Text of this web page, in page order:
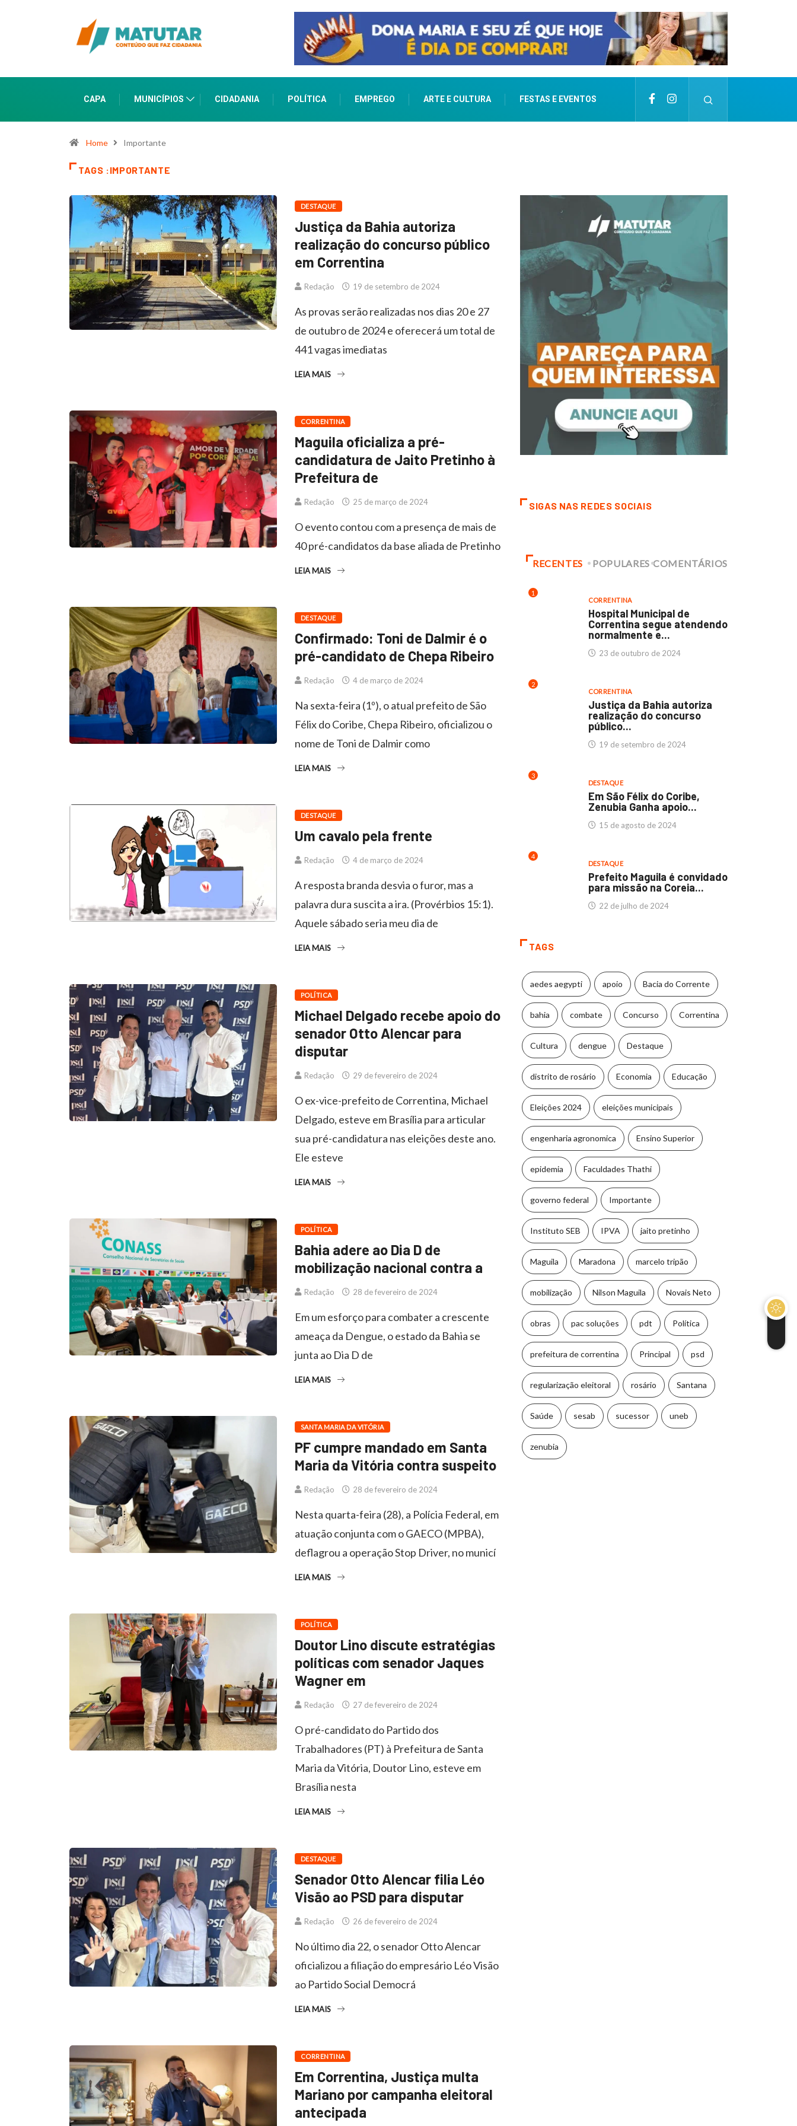
CAPA MUNICÍPIOS CIDADANIA POLÍTICA EMPREGO ARTE E CULTURA FESTAS E EVENTOS
Home Importante
TAGS :IMPORTANTE
DESTAQUE
Justiça da Bahia autoriza
realização do concurso público
em Correntina
Redação 19 de setembro de 2024
As provas serão realizadas nos dias 20 e 27
de outubro de 2024 e oferecerá um total de
441 vagas imediatas
LEIA MAIS
CORRENTINA
Maguila oficializa a pré-
candidatura de Jaito Pretinho à
Prefeitura de
Redação 25 de março de 2024
O evento contou com a presença de mais de
40 pré-candidatos da base aliada de Pretinho
LEIA MAIS
DESTAQUE
Confirmado: Toni de Dalmir é o
pré-candidato de Chepa Ribeiro
Redação 4 de março de 2024
Na sexta-feira (1º), o atual prefeito de São
Félix do Coribe, Chepa Ribeiro, oficializou o
nome de Toni de Dalmir como
LEIA MAIS
DESTAQUE
Um cavalo pela frente
Redação 4 de março de 2024
A resposta branda desvia o furor, mas a
palavra dura suscita a ira. (Provérbios 15:1).
Aquele sábado seria meu dia de
LEIA MAIS
POLÍTICA
Michael Delgado recebe apoio do
senador Otto Alencar para
disputar
Redação 29 de fevereiro de 2024
O ex-vice-prefeito de Correntina, Michael
Delgado, esteve em Brasília para articular
sua pré-candidatura nas eleições deste ano.
Ele esteve
LEIA MAIS
POLÍTICA
Bahia adere ao Dia D de
mobilização nacional contra a
Redação 28 de fevereiro de 2024
Em um esforço para combater a crescente
ameaça da Dengue, o estado da Bahia se
junta ao Dia D de
LEIA MAIS
SANTA MARIA DA VITÓRIA
PF cumpre mandado em Santa
Maria da Vitória contra suspeito
Redação 28 de fevereiro de 2024
Nesta quarta-feira (28), a Polícia Federal, em
atuação conjunta com o GAECO (MPBA),
deflagrou a operação Stop Driver, no municí
LEIA MAIS
POLÍTICA
Doutor Lino discute estratégias
políticas com senador Jaques
Wagner em
Redação 27 de fevereiro de 2024
O pré-candidato do Partido dos
Trabalhadores (PT) à Prefeitura de Santa
Maria da Vitória, Doutor Lino, esteve em
Brasília nesta
LEIA MAIS
DESTAQUE
Senador Otto Alencar filia Léo
Visão ao PSD para disputar
Redação 26 de fevereiro de 2024
No último dia 22, o senador Otto Alencar
oficializou a filiação do empresário Léo Visão
ao Partido Social Democrá
LEIA MAIS
CORRENTINA
Em Correntina, Justiça multa
Mariano por campanha eleitoral
antecipada
SIGAS NAS REDES SOCIAIS
RECENTES POPULARES COMENTÁRIOS
1
CORRENTINA
Hospital Municipal de
Correntina segue atendendo
normalmente e...
23 de outubro de 2024
2
CORRENTINA
Justiça da Bahia autoriza
realização do concurso
público...
19 de setembro de 2024
3
DESTAQUE
Em São Félix do Coribe,
Zenubia Ganha apoio...
15 de agosto de 2024
4
DESTAQUE
Prefeito Maguila é convidado
para missão na Coreia...
22 de julho de 2024
TAGS
aedes aegypti apoio Bacia do Corrente
bahia combate Concurso Correntina
Cultura dengue Destaque
distrito de rosário Economia Educação
Eleições 2024 eleições municipais
engenharia agronomica Ensino Superior
epidemia Faculdades Thathi
governo federal Importante
Instituto SEB IPVA jaito pretinho
Maguila Maradona marcelo tripão
mobilização Nilson Maguila Novais Neto
obras pac soluções pdt Política
prefeitura de correntina Principal psd
regularização eleitoral rosário Santana
Saúde sesab sucessor uneb
zenubia